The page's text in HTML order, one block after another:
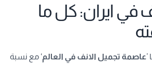
في ايران: كل ما
’عاصمة تجميل الانف في العالم‘ مع نسبة